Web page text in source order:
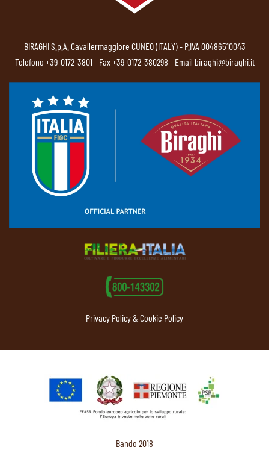
BIRAGHI S.p.A. Cavallermaggiore CUNEO (ITALY) - P.IVA 00486510043
Telefono +39-0172-3801- Fax +39-0172-380298 - Email biraghi@biraghi.it
Privacy Policy & Cookie Policy
Bando 2018